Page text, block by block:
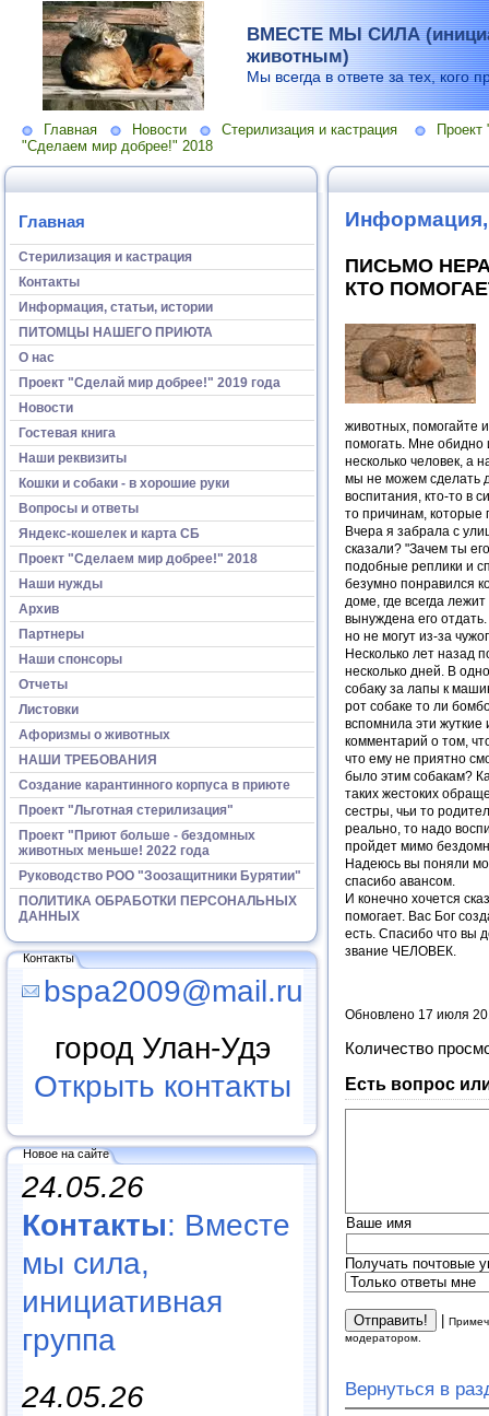
ВМЕСТЕ МЫ СИЛА
животным)
Мы всегда в ответе за тех, кого
Главная Новости Стерилизация и кастрация
"Сделаем мир добрее!" 2018
Главная
Стерилизация и кастрация
Контакты
Информация, статьи, истории
ПИТОМЦЫ НАШЕГО ПРИЮТА
О нас
Проект "Сделай мир добрее!" 2019 года
Новости
Гостевая книга
Наши реквизиты
Кошки и собаки - в хорошие руки
Вопросы и ответы
Яндекс-кошелек и карта СБ
Проект "Сделаем мир добрее!" 2018
Наши нужды
Архив
Партнеры
Наши спонсоры
Отчеты
Листовки
Афоризмы о животных
НАШИ ТРЕБОВАНИЯ
Создание карантинного корпуса в приюте
Проект "Льготная стерилизация"
Проект "Приют больше - бездомных
животных меньше! 2022 года
Руководство РОО "Зоозащитники Бурятии"
ПОЛИТИКА ОБРАБОТКИ ПЕРСОНАЛЬНЫХ
ДАННЫХ
Контакты
bspa2009@mail.ru
город Улан-Удэ
Открыть контакты
Новое на сайте
24.05.26
Контакты: Вместе
мы сила,
инициативная
группа
24.05.26
Информация,
ПИСЬМО
КТО
животных, помогайте
помогать. Мне обидно
несколько человек, а
мы не можем сделать
воспитания, кто-то в
то причинам, которые
Вчера я забрала с
сказали? "Зачем ты
подобные реплики и
безумно понравился
доме, где всегда
вынуждена его
но не могут из-за
Несколько лет назад
несколько дней. В
собаку за лапы к
рот собаке то ли
вспомнила эти жуткие
комментарий о том,
что ему не приятно
было этим собакам?
таких жестоких
сестры, чьи то
реально, то надо
пройдет мимо
Надеюсь вы поняли
спасибо авансом.
И конечно хочется
помогает. Вас Бог
есть. Спасибо что вы
звание ЧЕЛОВЕК.
Обновлено 17 июля
Количество
Есть вопрос
Ваше имя
Получать почтовые
|
модератором.
Вернуться в